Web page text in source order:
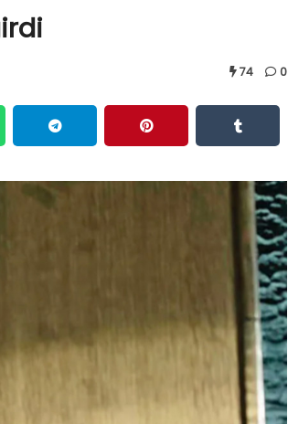
74 0